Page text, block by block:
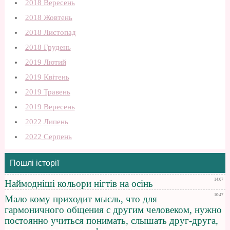
2018 Вересень
2018 Жовтень
2018 Листопад
2018 Грудень
2019 Лютий
2019 Квітень
2019 Травень
2019 Вересень
2022 Липень
2022 Серпень
Пошлі історії